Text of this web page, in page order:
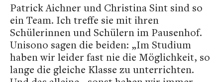
Patrick Aichner und Christina Sint sind so
ein Team. Ich treffe sie mit ihren
Schülerinnen und Schülern im Pausenhof.
Unisono sagen die beiden: „Im Studium
haben wir leider fast nie die Möglichkeit, so
lange die gleiche Klasse zu unterrichten.